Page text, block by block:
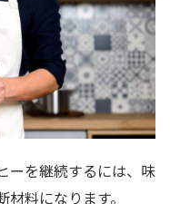
ーを継続するには、味
料になります。